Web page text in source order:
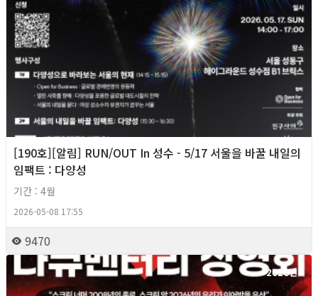
[190호][알림] RUN/OUT In 성수 - 5/17 서울을 바꿀 내일의
임팩트 : 다양성
기간 : 4월
2026-05-08 17:55
9470
2026년